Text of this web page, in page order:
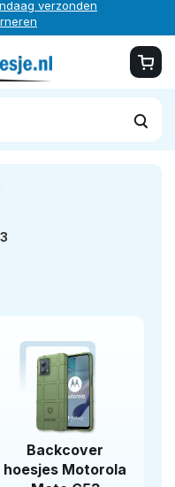
verzonden
Backcover
hoesjes Motorola